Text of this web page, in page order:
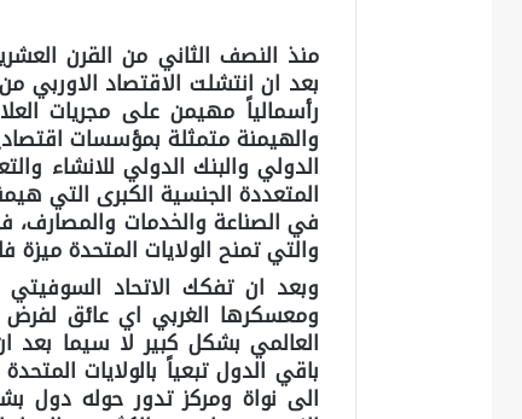
منذ النصف الثاني من القرن
بعد ان انتشلت الاقتصاد الاوربي
رأسمالياً مهيمن على مجريات
والهيمنة متمثلة بمؤسسات
الدولي والبنك الدولي للانشاء
المتعددة الجنسية الكبرى التي
في الصناعة والخدمات والمصارف،
والتي تمنح الولايات المتحدة ميزة
وبعد ان تفكك الاتحاد السوفيتي
ومعسكرها الغربي اي عائق لفرض
العالمي بشكل كبير لا سيما بعد
باقي الدول تبعياً بالولايات
الى نواة ومركز تدور حوله دول